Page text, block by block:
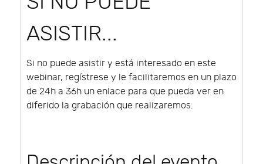
ASISTIR...
Si no puede asistir y está interesado en este
webinar, regístrese y le facilitaremos en un plazo
de 24h a 36h un enlace para que pueda ver en
diferido la grabación que realizaremos.